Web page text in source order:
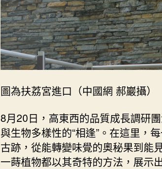
圖為扶荔宮進口（中國網 郝巖攝）
8月20日，高東西的品質成長調研
與生物多樣性的“相逢”。在這里，
古跡，從能轉變味覺的奧秘果到能
一蒔植物都以其奇特的方法，展示